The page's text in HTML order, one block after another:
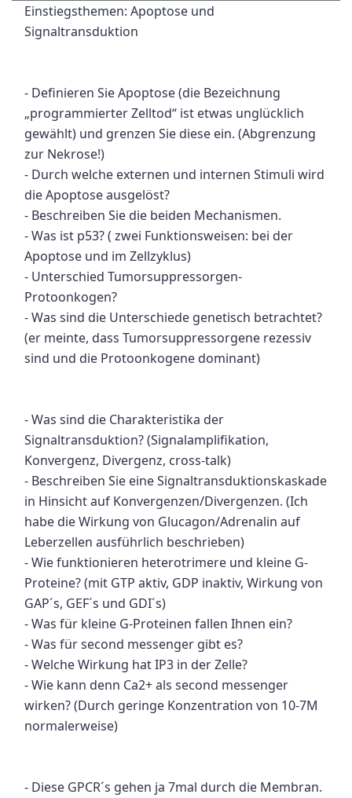
Einstiegsthemen: Apoptose und
Signaltransduktion
- Definieren Sie Apoptose (die Bezeichnung
„programmierter Zelltod“ ist etwas unglücklich
gewählt) und grenzen Sie diese ein. (Abgrenzung
zur Nekrose!)
- Durch welche externen und internen Stimuli wird
die Apoptose ausgelöst?
- Beschreiben Sie die beiden Mechanismen.
- Was ist p53? ( zwei Funktionsweisen: bei der
Apoptose und im Zellzyklus)
- Unterschied Tumorsuppressorgen-
Protoonkogen?
- Was sind die Unterschiede genetisch betrachtet?
(er meinte, dass Tumorsuppressorgene rezessiv
sind und die Protoonkogene dominant)
- Was sind die Charakteristika der
Signaltransduktion? (Signalamplifikation,
Konvergenz, Divergenz, cross-talk)
- Beschreiben Sie eine Signaltransduktionskaskade
in Hinsicht auf Konvergenzen/Divergenzen. (Ich
habe die Wirkung von Glucagon/Adrenalin auf
Leberzellen ausführlich beschrieben)
- Wie funktionieren heterotrimere und kleine G-
Proteine? (mit GTP aktiv, GDP inaktiv, Wirkung von
GAP´s, GEF´s und GDI´s)
- Was für kleine G-Proteinen fallen Ihnen ein?
- Was für second messenger gibt es?
- Welche Wirkung hat IP3 in der Zelle?
- Wie kann denn Ca2+ als second messenger
wirken? (Durch geringe Konzentration von 10-7M
normalerweise)
- Diese GPCR´s gehen ja 7mal durch die Membran.